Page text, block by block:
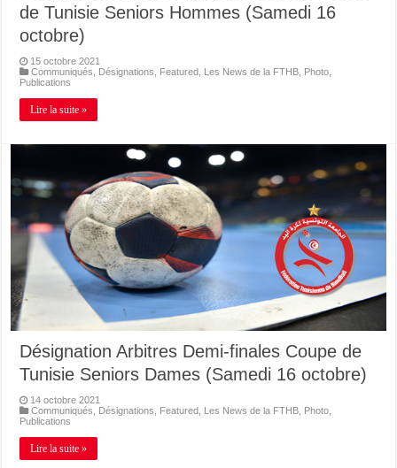
de Tunisie Seniors Hommes (Samedi 16
octobre)
15 octobre 2021
Communiqués
Désignations Featured Les News de la FTHB Photo
Publications
Lire la suite »
Désignation Arbitres Demi-finales Coupe de
Tunisie Seniors Dames (Samedi 16 octobre)
14 octobre 2021
Communiqués
Désignations Featured Les News de la FTHB Photo
Publications
Lire la suite »